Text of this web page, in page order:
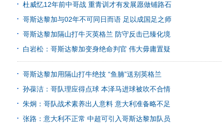
杜威忆12年前中哥战 重青训才有发展愿做铺路石
哥斯达黎加与02年不可同日而语 足以成国足之师
哥斯达黎加隔山打牛灭英格兰 防守反击已臻化境
白岩松：哥斯达黎加变身绝命判官 伟大毋庸置疑
哥斯达黎加用隔山打牛绝技 “鱼腩”送别英格兰
孙葆洁：哥队理应得点球 本泽马进球被吹不合情
朱炯：哥队战术素养出人意料 意大利准备略不足
张路：意大利不正常 中超可引入哥斯达黎加队员